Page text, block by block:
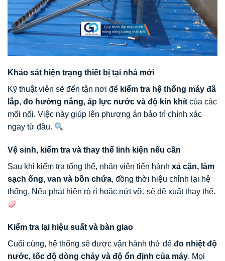
Khảo sát hiện trạng thiết bị tại nhà mới
Kỹ thuật viên sẽ đến tận nơi để kiểm tra hệ thống máy đã
lắp, đo hướng nắng, áp lực nước và độ kín khít của các
mối nối. Việc này giúp lên phương án bảo trì chính xác
ngay từ đầu.
Vệ sinh, kiểm tra và thay thế linh kiện nếu cần
Sau khi kiểm tra tổng thể, nhân viên tiến hành xả cặn, làm
sạch ống, van và bồn chứa, đồng thời hiệu chỉnh lại hệ
thống. Nếu phát hiện rò rỉ hoặc nứt vỡ, sẽ đề xuất thay thế.
Kiểm tra lại hiệu suất và bàn giao
Cuối cùng, hệ thống sẽ được vận hành thử để đo nhiệt độ
nước, tốc độ dòng chảy và độ ổn định của máy. Mọi